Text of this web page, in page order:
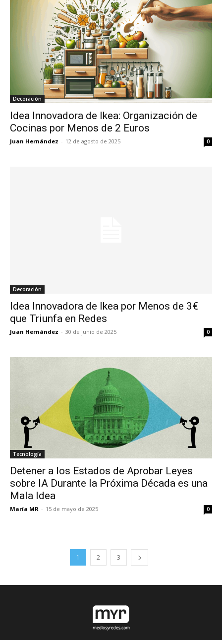
Decoración
Idea Innovadora de Ikea: Organización de
Cocinas por Menos de 2 Euros
Juan Hernández - 12 de agosto de 2025 0
Decoración
Idea Innovadora de Ikea por Menos de 3€
que Triunfa en Redes
Juan Hernández - 30 de junio de 2025 0
Tecnología
Detener a los Estados de Aprobar Leyes
sobre IA Durante la Próxima Década es una
Mala Idea
María MR - 15 de mayo de 2025 0
1 2 3